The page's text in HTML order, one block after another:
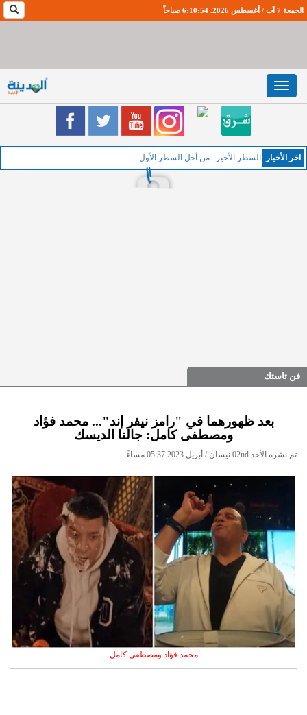
الجمعة 7 آب / أغسطس 2026. 6:10:55 صباحاً
Toggle
navigation
اخر اﻷخبار السطر الأخير...من أجل السطر الأول
فن تاستك
بعد ظهورهما في "رامز نيفر إند"... محمد فؤاد
ومصطفى كامل: جالنا الديسك
تم نشره الأحد 02nd نيسان / أبريل 2023 05:37 مساءً
محمد فؤاد ومصطفى كامل